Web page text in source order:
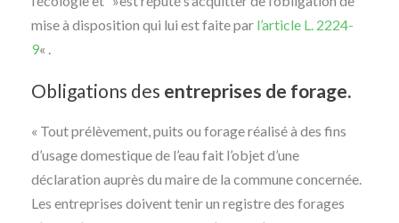
mise à disposition qui lui est faite par l’article L. 2224-
9« .
Obligations des entreprises de forage.
« Tout prélèvement, puits ou forage réalisé à des fins
d’usage domestique de l’eau fait l’objet d’une
déclaration auprès du maire de la commune concernée.
Les entreprises doivent tenir un registre des forages